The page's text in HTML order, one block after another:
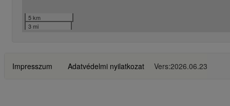
5 km
3 mi
Impresszum Adatvédelmi nyilatkozat Vers:2026.06.23